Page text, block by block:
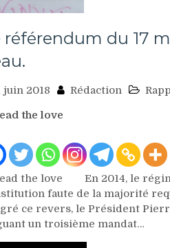
référendum du 17
juin 2018 Rédaction
the love
the love En 2014, le
faute de la majorité
ce revers, le Président
un troisième mandat…